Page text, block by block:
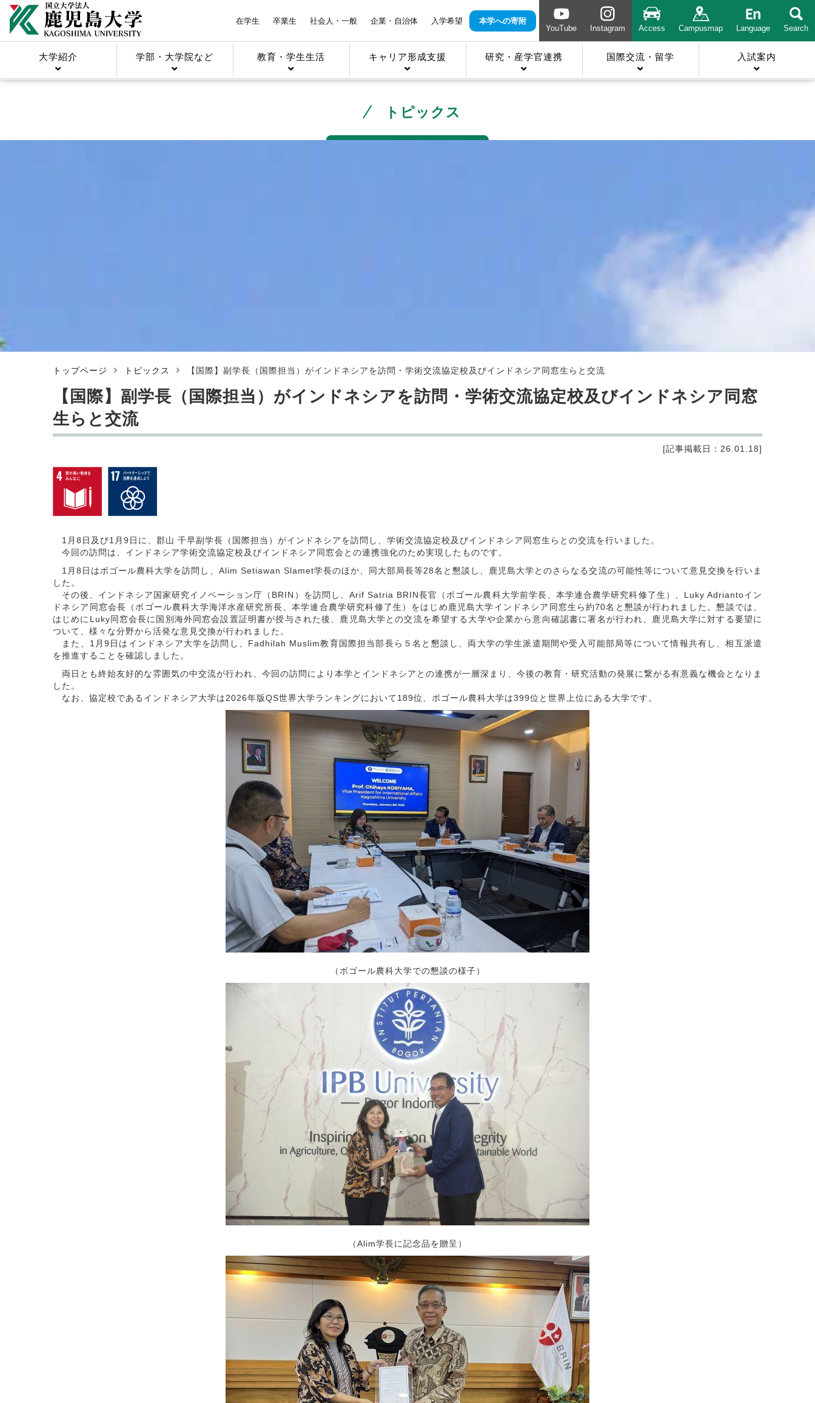
在学生 卒業生 社会人・一般 企業・自治体 入学希望
本学への寄附
YouTube
Instagram Access Campusmap Language Search
大学紹介 学部・大学院など 教育・学生生活 キャリア形成支援 研究・産学官連携 国際交流・留学 入試案内
トピックス
トップページ トピックス 【国際】副学長（国際担当）がインドネシアを訪問・学術交流協定校及びインドネシア同窓生らと交流
【国際】副学長（国際担当）がインドネシアを訪問・学術交流協定校及びインドネシア同窓
生らと交流
[記事掲載日：26.01.18]
1月8日及び1月9日に、郡山 千早副学長（国際担当）がインドネシアを訪問し、学術交流協定校及びインドネシア同窓生らとの交流を行いました。
今回の訪問は、インドネシア学術交流協定校及びインドネシア同窓会との連携強化のため実現したものです。
1月8日はボゴール農科大学を訪問し、Alim Setiawan Slamet学長のほか、同大部局長等28名と懇談し、鹿児島大学とのさらなる交流の可能性等について意見交換を行いま
した。
その後、インドネシア国家研究イノベーション庁（BRIN）を訪問し、Arif Satria BRIN長官（ボゴール農科大学前学長、本学連合農学研究科修了生）、Luky Adriantoイン
ドネシア同窓会長（ボゴール農科大学海洋水産研究所長、本学連合農学研究科修了生）をはじめ鹿児島大学インドネシア同窓生ら約70名と懇談が行われました。懇談では、
はじめにLuky同窓会長に国別海外同窓会設置証明書が授与された後、鹿児島大学との交流を希望する大学や企業から意向確認書に署名が行われ、鹿児島大学に対する要望に
ついて、様々な分野から活発な意見交換が行われました。
また、1月9日はインドネシア大学を訪問し、Fadhilah Muslim教育国際担当部長ら５名と懇談し、両大学の学生派遣期間や受入可能部局等について情報共有し、相互派遣
を推進することを確認しました。
両日とも終始友好的な雰囲気の中交流が行われ、今回の訪問により本学とインドネシアとの連携が一層深まり、今後の教育・研究活動の発展に繋がる有意義な機会となりま
した。
なお、協定校であるインドネシア大学は2026年版QS世界大学ランキングにおいて189位、ボゴール農科大学は399位と世界上位にある大学です。
（ボゴール農科大学での懇談の様子）
（Alim学長に記念品を贈呈）